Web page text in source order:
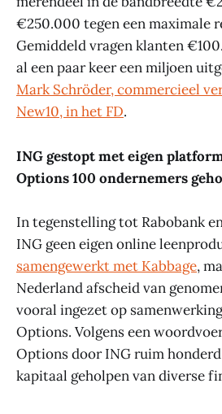
€250.000 tegen een maximale
Gemiddeld vragen klanten
al een paar keer een miljoen
Mark Schröder, commercieel
New10, in het FD.
ING gestopt met eigen
Options 100 ondernemers
In tegenstelling tot Rabobank
ING geen eigen online
samengewerkt met Kabbage,
Nederland afscheid van
vooral ingezet op
Options. Volgens een
Options door ING ruim
kapitaal geholpen van diverse